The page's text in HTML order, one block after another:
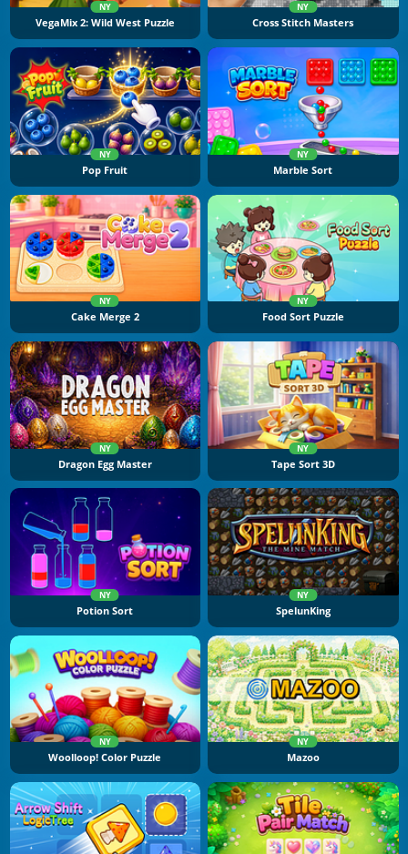
NY
VegaMix 2: Wild West Puzzle
NY
Cross Stitch Masters
NY
Pop Fruit
NY
Marble Sort
NY
Cake Merge 2
NY
Food Sort Puzzle
NY
Dragon Egg Master
NY
Tape Sort 3D
NY
Potion Sort
NY
SpelunKing
NY
Woolloop! Color Puzzle
NY
Mazoo